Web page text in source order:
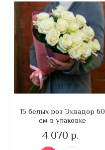
15 белых роз Эквадор 60
см в упаковке
4 070 р.